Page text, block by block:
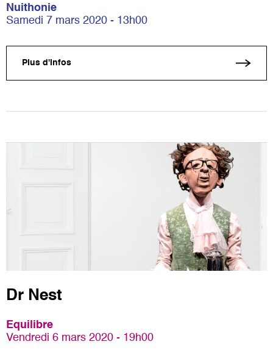
Nuithonie
Samedi 7 mars 2020 - 13h00
Plus d'infos
Dr Nest
Equilibre
Vendredi 6 mars 2020 - 19h00